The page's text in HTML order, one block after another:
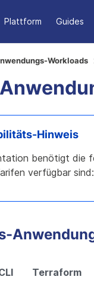
Plattform Guides
Workloads
Hinweis
benötigt die
verfügbar sind:
Terraform